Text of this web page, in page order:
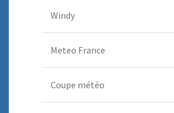
Windy
Meteo France
Coupe météo